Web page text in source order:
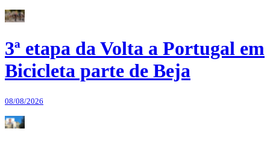
3ª etapa da Volta a Portugal em
Bicicleta parte de Beja
08/08/2026